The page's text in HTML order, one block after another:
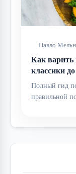
Павло
Как
классики
Полный гид
правильной